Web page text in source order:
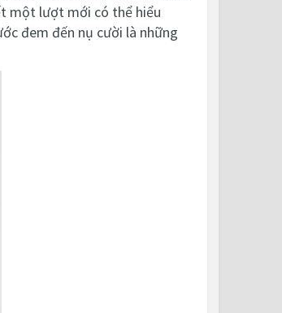
một lượt mới có thể hiểu
đem đến nụ cười là những